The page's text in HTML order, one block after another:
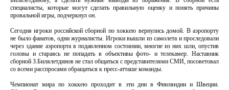
специалисты, которые могут сделать правильную оценку и понять причины
провальной игры, подчеркнул он.
Сегодня игроки российской сборной по хоккею вернулись домой. В аэропорту
не было фанатов, одни журналисты. Игроки вышли из самолета и проследовали
через здание аэропорта в подавленном состоянии, многие из них шли, опустив
головы и стараясь не попадать в объективы фото- и телекамер. Наставник
сборной З.Билялетдинов не стал общаться с представителями СМИ, посоветовал
со всеми расспросами обращаться к пресс-атташе команды.
Чемпионат мира по хоккею проходит в эти дни в Финляндии и Швеции.